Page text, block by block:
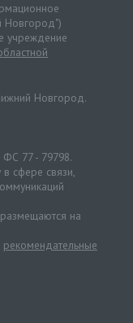
Новгород")
учреждение
Новгород.
77 - 79798.
сфере связи,
на
рекомендательные